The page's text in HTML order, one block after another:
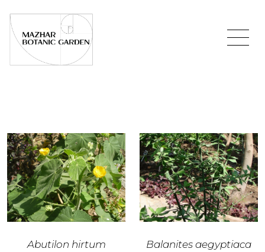
Abutilon hirtum Balanites aegyptiaca